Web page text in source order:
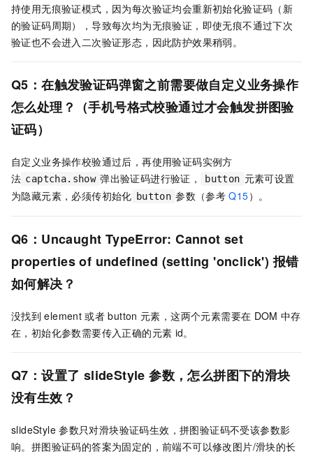
持使用无痕验证模式，因为每次验证均会重新初始化验证码（新
的验证码周期），导致每次均为无痕验证，即使无痕不通过下次
验证也不会进入二次验证形态，因此防护效果稍弱。
Q5：在触发验证码弹窗之前需要做自定义业务操作
怎么处理？（手机号格式校验通过才会触发拼图验
证码）
自定义业务操作校验通过后，再使用验证码实例方
法 captcha.show 弹出验证码进行验证， button 元素可设置
为隐藏元素，必须传初始化 button 参数（参考 Q15）。
Q6：Uncaught TypeError: Cannot set
properties of undefined (setting 'onclick') 报错
如何解决？
没找到 element 或者 button 元素，这两个元素需要在 DOM 中存
在，初始化参数需要传入正确的元素 id。
Q7：设置了 slideStyle 参数，怎么拼图下的滑块
没有生效？
slideStyle 参数只对滑块验证码生效，拼图验证码不受该参数影
响。拼图验证码的答案为固定的，前端不可以修改图片/滑块的长